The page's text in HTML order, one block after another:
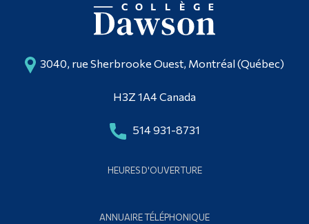
3040, rue Sherbrooke Ouest, Montréal (Québec)
H3Z 1A4 Canada
514 931-8731
HEURES D'OUVERTURE
ANNUAIRE TÉLÉPHONIQUE